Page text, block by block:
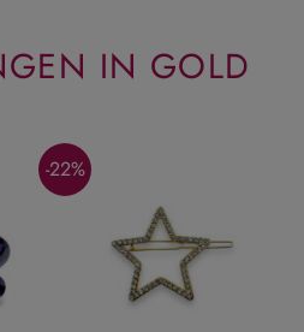
IN GOLD
-22%